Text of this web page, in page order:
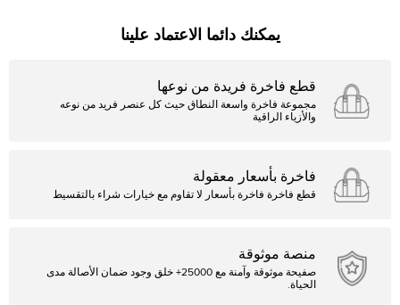
يمكنك دائما الاعتماد علينا
قطع فاخرة فريدة من نوعها
مجموعة فاخرة واسعة النطاق حيث كل عنصر فريد من نوعه
والأزياء الراقية
فاخرة بأسعار معقولة
قطع فاخرة فاخرة بأسعار لا تقاوم مع خيارات شراء بالتقسيط
منصة موثوقة
صفيحة موثوقة وآمنة مع 25000+ خلق وجود ضمان الأصالة مدى
الحياة.